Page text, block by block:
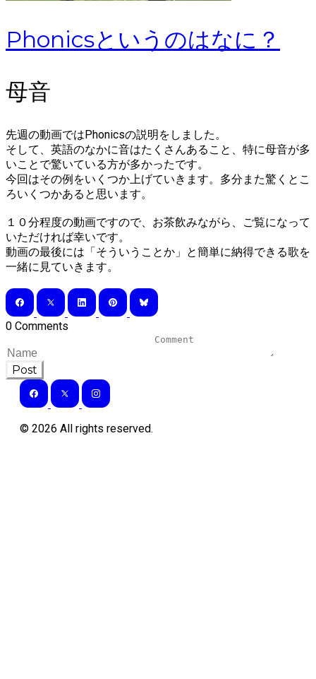
Phonicsというのはなに？
母音
先週の動画ではPhonicsの説明をしました。
そして、英語のなかに音はたくさんあること、特に母音が多
いことで驚いている方が多かったです。
今回はその例をいくつか上げていきます。多分また驚くとこ
ろいくつかあると思います。
１０分程度の動画ですので、お茶飲みながら、ご覧になって
いただければ幸いです。
動画の最後には「そういうことか」と簡単に納得できる歌を
一緒に見ていきます。
0 Comments
Post
© 2026 All rights reserved.